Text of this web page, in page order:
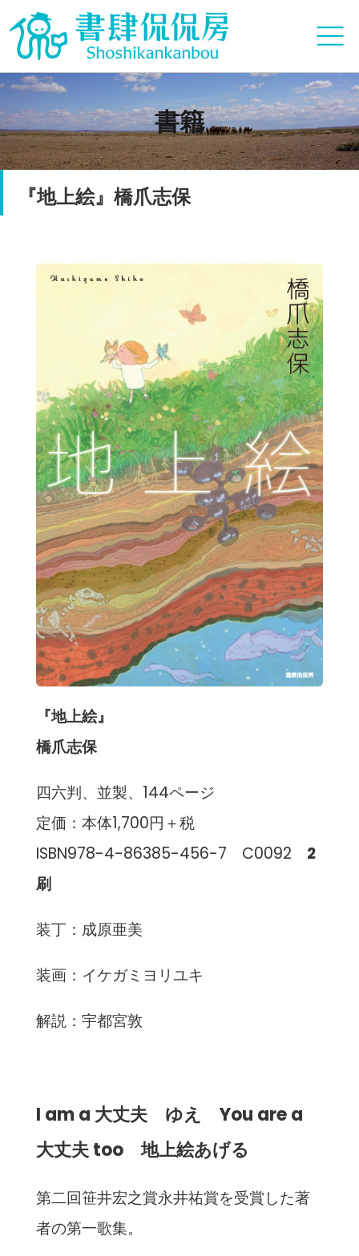
書籍
『地上絵』橋爪志保
『地上絵』
橋爪志保
四六判、並製、144ページ
定価：本体1,700円＋税
ISBN978-4-86385-456-7 C0092 2
刷
装丁：成原亜美
装画：イケガミヨリユキ
解説：宇都宮敦
I am a 大丈夫 ゆえ You are a
大丈夫 too 地上絵あげる
第二回笹井宏之賞永井祐賞を受賞した著
者の第一歌集。